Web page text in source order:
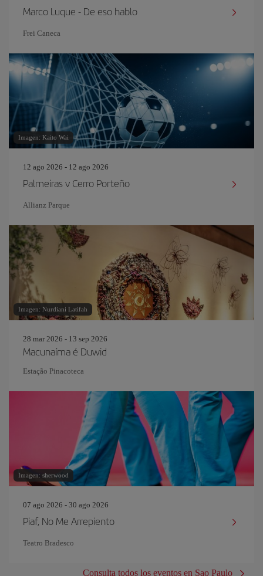
Marco Luque - De eso hablo
Frei Caneca
Imagen: Kaito Wai
12 ago 2026 - 12 ago 2026
Palmeiras v Cerro Porteño
Allianz Parque
Imagen: Nurdiani Latifah
28 mar 2026 - 13 sep 2026
Macunaíma é Duwid
Estação Pinacoteca
Imagen: sherwood
07 ago 2026 - 30 ago 2026
Piaf, No Me Arrepiento
Teatro Bradesco
Consulta todos los eventos en Sao Paulo